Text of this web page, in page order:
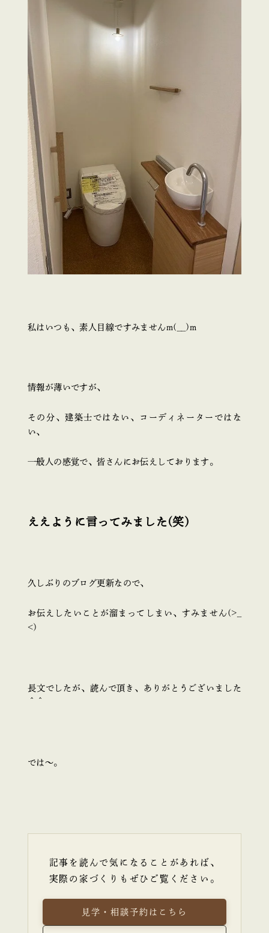
私はいつも、素人目線ですみませんm(__)m
情報が薄いですが、
その分、建築士ではない、コーディネーターではな
い、
一般人の感覚で、皆さんにお伝えしております。
ええように言ってみました(笑)
久しぶりのブログ更新なので、
お伝えしたいことが溜まってしまい、すみません(>_
<)
長文でしたが、読んで頂き、ありがとうございました
では～。
記事を読んで気になることがあれば、
実際の家づくりもぜひご覧ください。
見学・相談予約はこちら